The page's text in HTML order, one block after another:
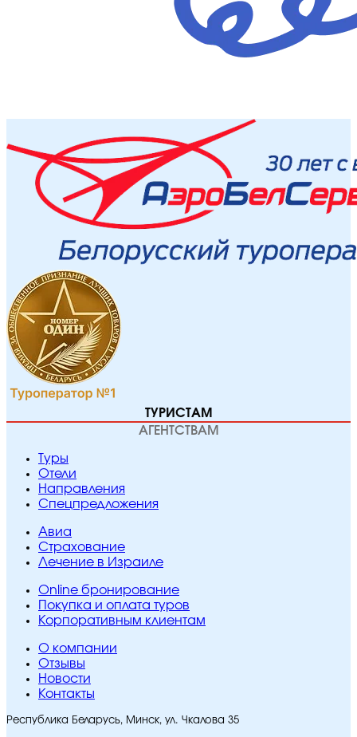
ТУРИСТАМ
АГЕНТСТВАМ
Туры
Отели
Направления
Спецпредложения
Авиа
Страхование
Лечение в Израиле
Online бронирование
Покупка и оплата туров
Корпоративным клиентам
O компании
Отзывы
Новости
Контакты
Республика Беларусь, Минск, ул. Чкалова 35